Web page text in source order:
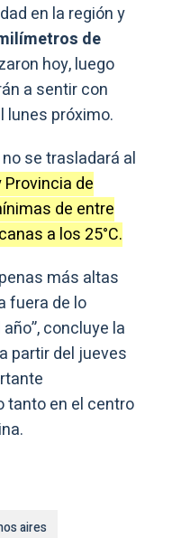
en la región y
de
hoy, luego
a sentir con
lunes próximo.
se trasladará al
Provincia de
de entre
a los 25°C.
más altas
fuera de lo
concluye la
partir del jueves
tanto en el centro
aires